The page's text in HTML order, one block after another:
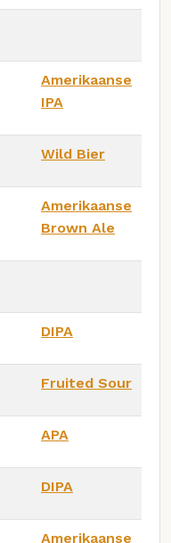
Amerikaanse
IPA
Wild Bier
Amerikaanse
Brown Ale
DIPA
Fruited Sour
APA
DIPA
Amerikaanse